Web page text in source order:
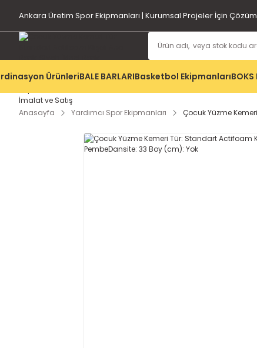
Ankara Üretim Spor Ekipmanları | Kurumsal Projeler İçin Çözüm
ÜrünleriBALE BARLARIBasketbol EkipmanlarıBOKS
Anasayfa Yardımcı Spor Ekipmanları Çocuk Yüzme